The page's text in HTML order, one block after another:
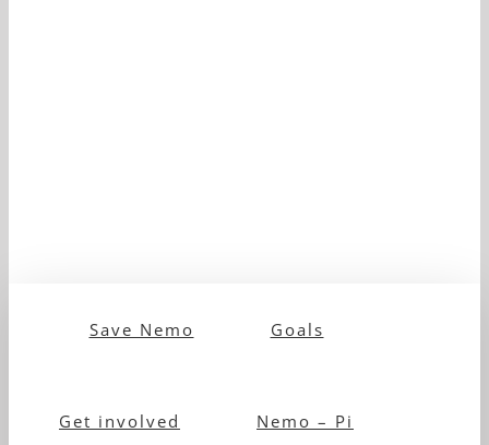
Save Nemo Goals
Get involved Nemo – Pi